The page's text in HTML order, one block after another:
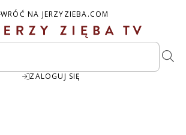
WRÓĆ NA JERZYZIEBA.COM
ZALOGUJ SIĘ